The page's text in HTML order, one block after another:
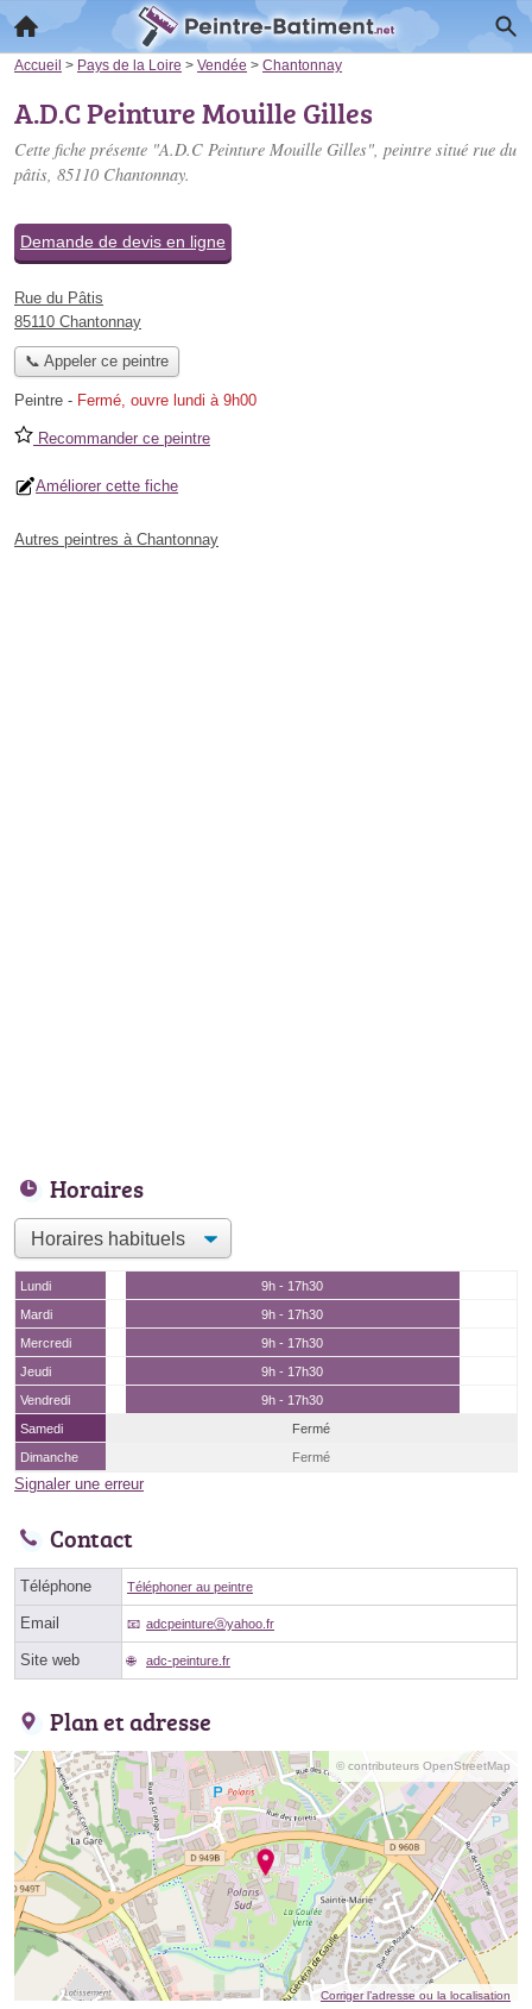
Accueil > Pays de la Loire > Vendée > Chantonnay
A.D.C Peinture Mouille Gilles
Cette fiche présente "A.D.C Peinture Mouille Gilles", peintre situé rue du
pâtis, 85110 Chantonnay.
Demande de devis en ligne
Rue du Pâtis
85110 Chantonnay
📞 Appeler ce peintre
Peintre - Fermé, ouvre lundi à 9h00
Recommander ce peintre
Améliorer cette fiche
Autres peintres à Chantonnay
Horaires
Lundi
9h - 17h30
Mardi
9h - 17h30
Mercredi
9h - 17h30
Jeudi
9h - 17h30
Vendredi
9h - 17h30
Samedi
Fermé
Dimanche
Fermé
Signaler une erreur
Contact
Téléphone Téléphoner au peintre
Email adcpeintureⓐyahoo.fr
Site web adc-peinture.fr
Plan et adresse
© contributeurs OpenStreetMap
Corriger l’adresse ou la localisation